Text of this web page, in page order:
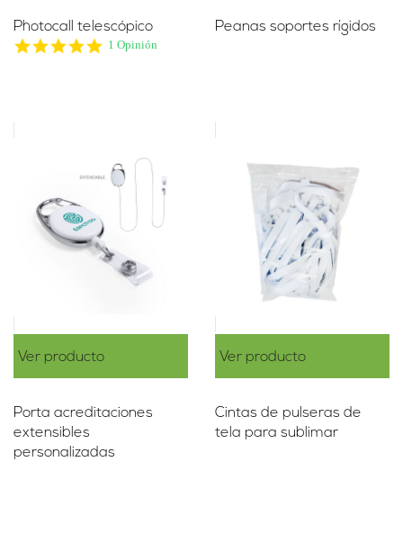
Photocall telescópico
5.0
1 Opinión
Peanas soportes rígidos
Ver producto
Porta acreditaciones
extensibles
personalizadas
Ver producto
Cintas de pulseras de
tela para sublimar